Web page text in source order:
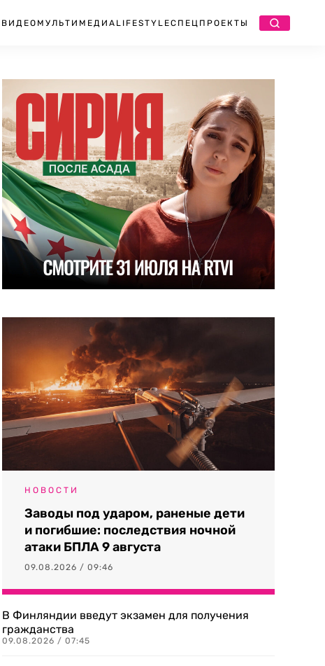
ВИДЕО МУЛЬТИМЕДИА LIFESTYLEСПЕЦПРОЕКТЫ
НОВОСТИ
Заводы под ударом, раненые дети
и погибшие: последствия ночной
атаки БПЛА 9 августа
09.08.2026 / 09:46
В Финляндии введут экзамен для получения
гражданства
09.08.2026 / 07:45